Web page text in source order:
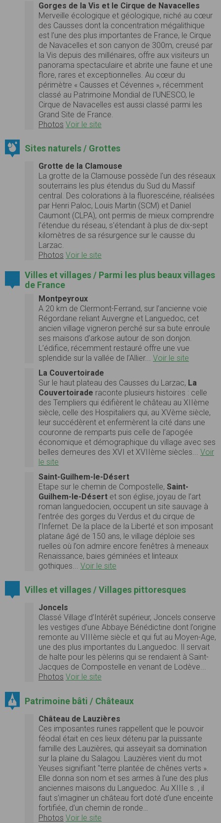
Gorges de la Vis et le Cirque de Navacelles
Merveille écologique et géologique, niché au cœur
des Causses dont la concentration mégalithique
est l’une des plus importantes de France, le Cirque
de Navacelles et son canyon de 300m, creusé par
la Vis depuis des millénaires, offre aux visiteurs un
panorama spectaculaire et abrite une faune et une
flore, rares et exceptionnelles. Au cœur du
périmètre « Causses et Cévennes », récemment
classé au Patrimoine Mondial de l'UNESCO, le
Cirque de Navacelles est aussi classé parmi les
Grand Site de France.
Photos Voir le site
Sites naturels / Grottes
Grotte de la Clamouse
La grotte de la Clamouse possède l'un des réseaux
souterrains les plus étendus du Sud du Massif
central. Des colorations à la fluorescéine, réalisées
par Henri Paloc, Louis Martin (SCM) et Daniel
Caumont (CLPA), ont permis de mieux comprendre
l'étendue du réseau, s'étendant à plus de dix-sept
kilomètres de sa résurgence sur le causse du
Larzac.
Photos Voir le site
Villes et villages / Parmi les plus beaux villages
de France
Montpeyroux
A 20 km de Clermont-Ferrand, sur l’ancienne voie
Régordane reliant Auvergne et Languedoc, cet
ancien village vigneron perché sur sa bute enroule
ses maisons d’arkose autour de son donjon.
L’édifice, récemment restauré offre une vue
splendide sur la vallée de l’Allier... Voir le site
La Couvertoirade
Sur le haut plateau des Causses du Larzac, La
Couvertoirade raconte plusieurs histoires : celle
des Templiers qui édifièrent le château au XIIème
siècle, celle des Hospitaliers qui, au XVème siècle,
leur succédèrent et enfermèrent la cité dans une
couronne de remparts puis celle de l’apogée
économique et démographique du village avec ses
belles demeures des XVI et XVIIème siècles... Voir
le site
Saint-Guilhem-le-Désert
Etape sur le chemin de Compostelle, Saint-
Guilhem-le-Désert et son église, joyau de l’art
roman languedocien, occupent un site sauvage à
l’entrée des gorges du Verdus et du cirque de
l’Infernet. De la place de la Liberté et son imposant
platane âgé de 150 ans, le village déploie ses
ruelles où l’on admire encore fenêtres à meneaux
Renaissance, baies géminées et linteaux
gothiques... Voir le site
Villes et villages / Villages pittoresques
Joncels
Classé Village d’Intérêt supérieur, Joncels conserve
les vestiges d’une Abbaye Bénédictine dont l’origine
remonte au VIIIème siècle et qui fut au Moyen-Age,
une des plus importantes du Languedoc. Il servait
de halte pour les pèlerins qui se rendaient à Saint-
Jacques de Compostelle en venant de Lodève...
Photos Voir le site
Patrimoine bâti / Châteaux
Château de Lauzières
Ces imposantes ruines rappellent que le pouvoir
féodal était en ces lieux détenu par la puissante
famille des Lauzières, qui asseyait sa domination
sur la plaine du Salagou. Lauzières vient du mot
Yeuses signifiant "terre plantée de chênes verts ».
Elle donna son nom et ses armes à l’une des plus
anciennes maisons du Languedoc. Au XIIIe s. , il
faut s’imaginer un château fort doté d’une enceinte
fortifiée, d’un chemin de ronde…
Photos Voir le site